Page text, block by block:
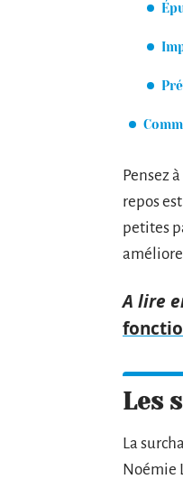
Pensez
repos
petites
A lire
Les
La
Noémie